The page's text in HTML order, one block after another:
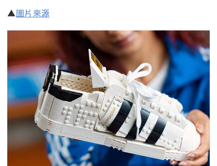
▲圖片來源